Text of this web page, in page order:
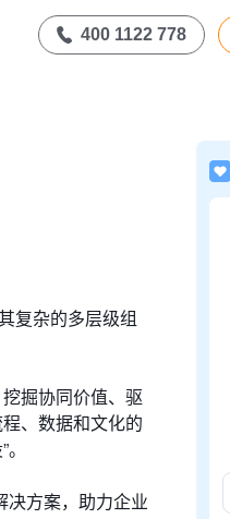
400 1122 778
复杂的多层级组
掘协同价值、驱
、数据和文化的
决方案，助力企业